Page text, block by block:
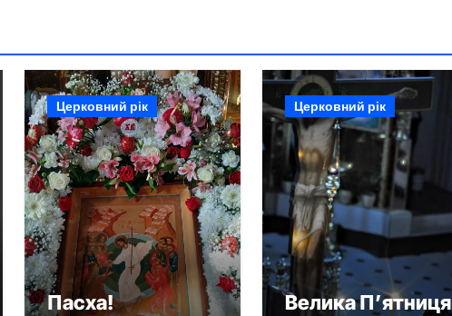
Церковний рік
Пасха!
Церковний рік
Велика П’ятниця